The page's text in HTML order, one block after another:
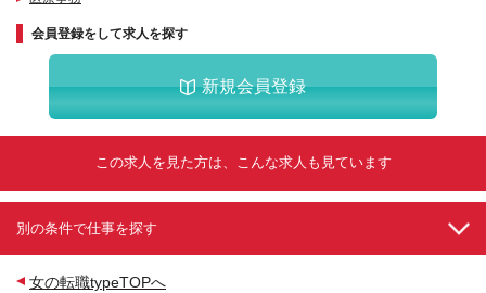
会員登録をして求人を探す
新規会員登録
この求人を見た方は、こんな求人も見ています
別の条件で仕事を探す
女の転職typeTOPへ